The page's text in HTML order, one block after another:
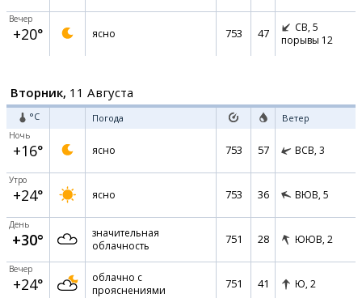
Вечер
+20° ясно 753 47 СВ, 5
порывы 12
Вторник, 11 Августа
°C Погода Ветер
Ночь
+16° ясно 753 57 ВСВ, 3
Утро
+24° ясно 753 36 ВЮВ, 5
День
+30°
значительная
облачность
751 28 ЮЮВ, 2
Вечер
+24°
облачно с
прояснениями
751 41 Ю, 2